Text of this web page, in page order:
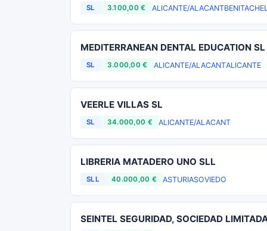
SL 3.100,00 € ALICANTE/ALACANT
MEDITERRANEAN DENTAL EDUCATION SL
SL 3.000,00 € ALICANTE/ALACANTALICANTE
VEERLE VILLAS SL
SL 34.000,00 € ALICANTE/ALACANT
LIBRERIA MATADERO UNO SLL
SLL 40.000,00 € ASTURIASOVIEDO
SEINTEL SEGURIDAD, SOCIEDAD